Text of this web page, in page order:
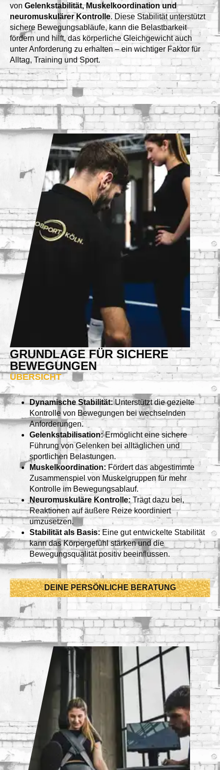
von Gelenkstabilität, Muskelkoordination und
neuromuskulärer Kontrolle. Diese Stabilität unterstützt
sichere Bewegungsabläufe, kann die Belastbarkeit
fördern und hilft, das körperliche Gleichgewicht auch
unter Anforderung zu erhalten – ein wichtiger Faktor für
Alltag, Training und Sport.
GRUNDLAGE FÜR SICHERE
BEWEGUNGEN
ÜBERSICHT
Dynamische Stabilität:Unterstützt die gezielte
Kontrolle von Bewegungen bei wechselnden
Anforderungen.
Gelenkstabilisation:Ermöglicht eine sichere
Führung von Gelenken bei alltäglichen und
sportlichen Belastungen.
Muskelkoordination: Fördert das abgestimmte
Zusammenspiel von Muskelgruppen für mehr
Kontrolle im Bewegungsablauf.
Neuromuskuläre Kontrolle: Trägt dazu bei,
Reaktionen auf äußere Reize koordiniert
umzusetzen.
Stabilität als Basis: Eine gut entwickelte Stabilität
kann das Körpergefühl stärken und die
Bewegungsqualität positiv beeinflussen.
DEINE PERSÖNLICHE BERATUNG